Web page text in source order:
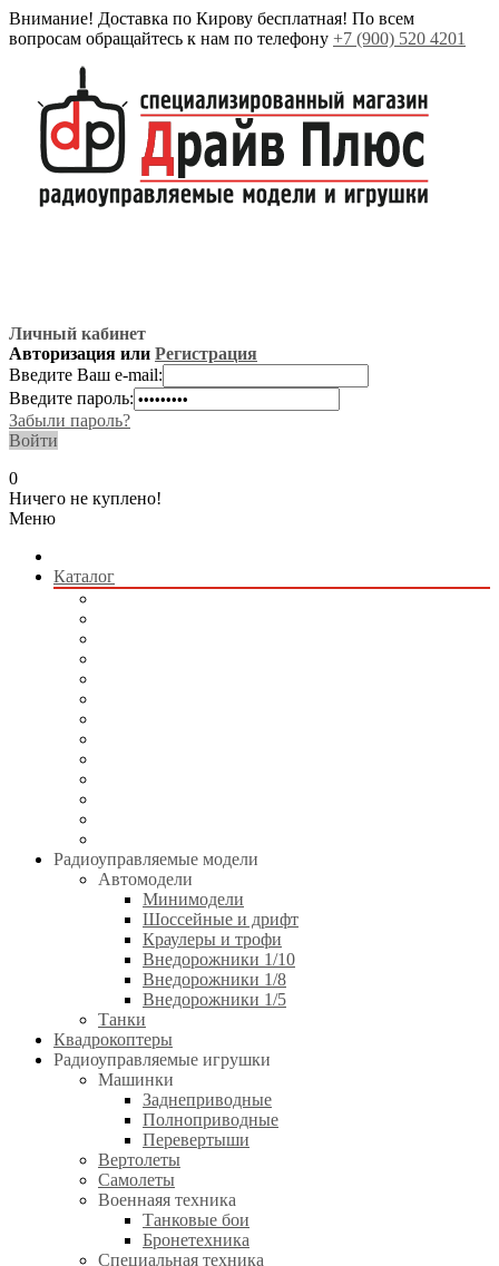
Внимание! Доставка по Кирову бесплатная! По всем
вопросам обращайтесь к нам по телефону +7 (900) 520 4201
Личный кабинет
Авторизация или Регистрация
Введите Ваш e-mail:
Введите пароль:
Забыли пароль?
Войти
0
Ничего не куплено!
Меню
Каталог
Радиоуправляемые модели
Автомодели
Минимодели
Шоссейные и дрифт
Краулеры и трофи
Внедорожники 1/10
Внедорожники 1/8
Внедорожники 1/5
Танки
Квадрокоптеры
Радиоуправляемые игрушки
Машинки
Заднеприводные
Полноприводные
Перевертыши
Вертолеты
Самолеты
Военнаяя техника
Танковые бои
Бронетехника
Специальная техника